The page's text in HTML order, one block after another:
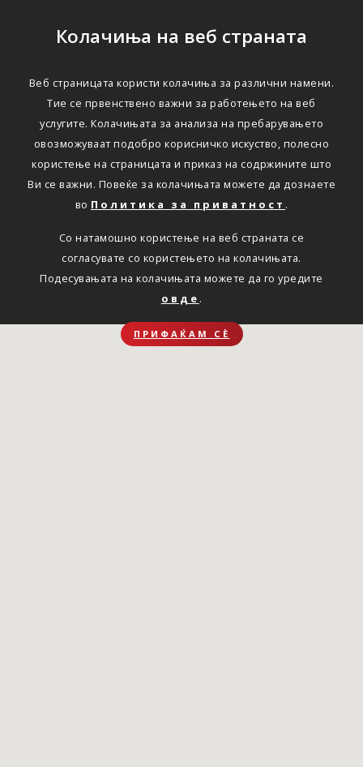
Колачиња на веб страната
Веб страницата користи колачиња за различни намени.
Тие се првенствено важни за работењето на веб
услугите. Колачињата за анализа на пребарувањето
овозможуваат подобро корисничко искуство, полесно
користење на страницата и приказ на содржините што
Ви се важни. Повеќе за колачињата можете да дознаете
во Политика за приватност .
Со натамошно користење на веб страната се
согласувате со користењето на колачињата.
Подесувањата на колачињата можете да го уредите
овде .
ПРИФАЌАМ СЀ